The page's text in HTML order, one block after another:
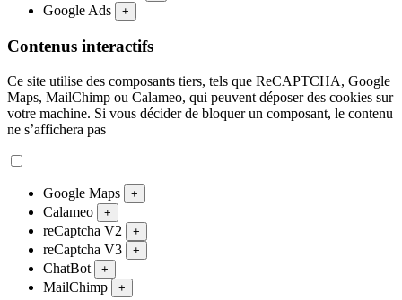
Google Ads +
Contenus interactifs
Ce site utilise des composants tiers, tels que ReCAPTCHA, Google
Maps, MailChimp ou Calameo, qui peuvent déposer des cookies sur
votre machine. Si vous décider de bloquer un composant, le contenu
ne s’affichera pas
Google Maps +
Calameo +
reCaptcha V2 +
reCaptcha V3 +
ChatBot +
MailChimp +